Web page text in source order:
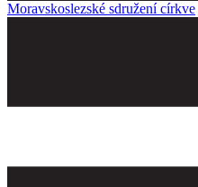
Moravskoslezské sdružení církve